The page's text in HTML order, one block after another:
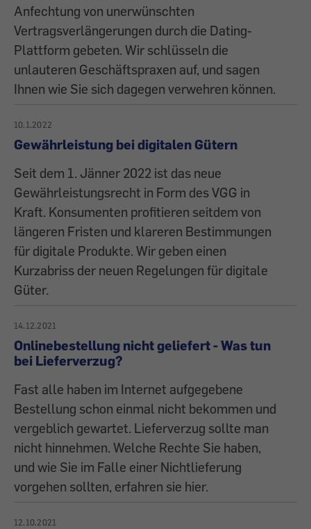
Anfechtung von unerwünschten
Vertragsverlängerungen durch die Dating-
Plattform gebeten. Wir schlüsseln die
unlauteren Geschäftspraxen auf, und sagen
Ihnen wie Sie sich dagegen verwehren können.
10.1.2022
Gewährleistung bei digitalen Gütern
Seit dem 1. Jänner 2022 ist das neue
Gewährleistungsrecht in Form des VGG in
Kraft. Konsumenten profitieren seitdem von
längeren Fristen und klareren Bestimmungen
für digitale Produkte. Wir geben einen
Kurzabriss der neuen Regelungen für digitale
Güter.
14.12.2021
Onlinebestellung nicht geliefert - Was tun
bei Lieferverzug?
Fast alle haben im Internet aufgegebene
Bestellung schon einmal nicht bekommen und
vergeblich gewartet. Lieferverzug sollte man
nicht hinnehmen. Welche Rechte Sie haben,
und wie Sie im Falle einer Nichtlieferung
vorgehen sollten, erfahren sie hier.
12.10.2021